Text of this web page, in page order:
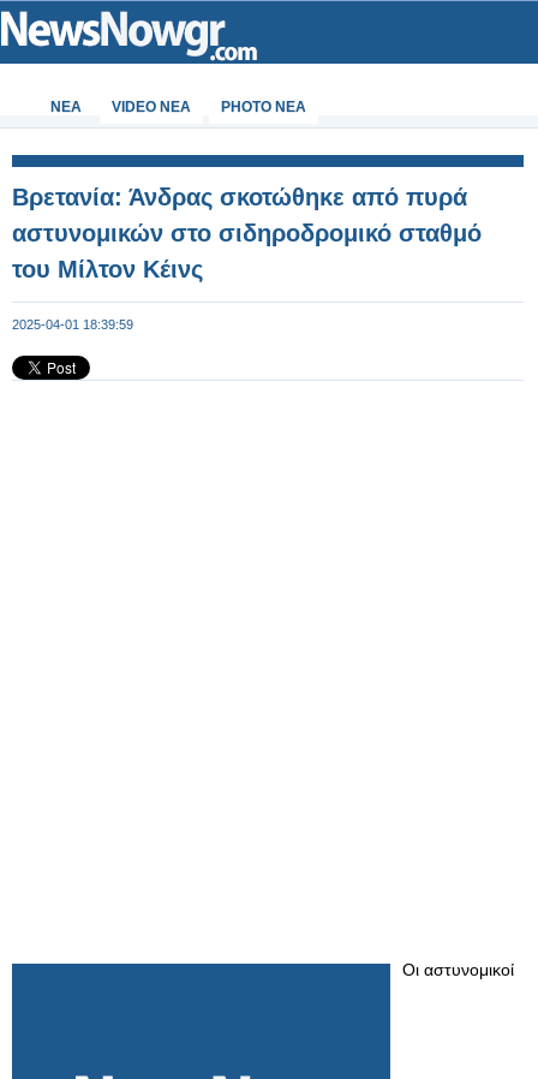
ΝΕΑ VIDEO NEA PHOTO NEA
Βρετανία: Άνδρας σκοτώθηκε από πυρά
αστυνομικών στο σιδηροδρομικό σταθμό
του Μίλτον Κέινς
2025-04-01 18:39:59
Οι αστυνομικοί